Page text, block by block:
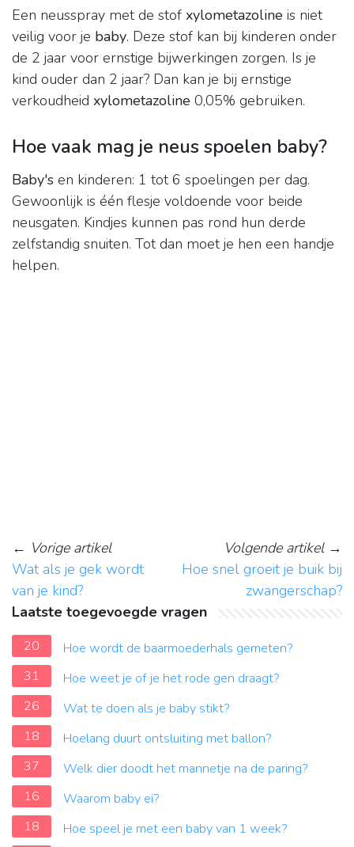
Een neusspray met de stof xylometazoline is niet
veilig voor je baby. Deze stof kan bij kinderen onder
de 2 jaar voor ernstige bijwerkingen zorgen. Is je
kind ouder dan 2 jaar? Dan kan je bij ernstige
verkoudheid xylometazoline 0,05% gebruiken.
Hoe vaak mag je neus spoelen baby?
Baby's en kinderen: 1 tot 6 spoelingen per dag.
Gewoonlijk is één flesje voldoende voor beide
neusgaten. Kindjes kunnen pas rond hun derde
zelfstandig snuiten. Tot dan moet je hen een handje
helpen.
← Vorige artikel
Wat als je gek wordt
van je kind?
Volgende artikel→
Hoe snel groeit je buik bij
zwangerschap?
Laatste toegevoegde vragen
20
Hoe wordt de baarmoederhals gemeten?
31
Hoe weet je of je het rode gen draagt?
26
Wat te doen als je baby stikt?
18
Hoelang duurt ontsluiting met ballon?
37
Welk dier doodt het mannetje na de paring?
16
Waarom baby ei?
18
Hoe speel je met een baby van 1 week?